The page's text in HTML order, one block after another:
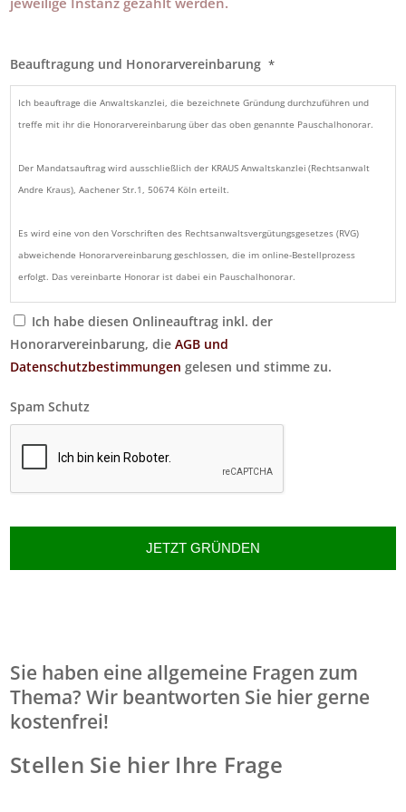
Beauftragung und Honorarvereinbarung *
Ich beauftrage die Anwaltskanzlei, die bezeichnete Gründung durchzuführen und
treffe mit ihr die Honorarvereinbarung über das oben genannte Pauschalhonorar.
Der Mandatsauftrag wird ausschließlich der KRAUS Anwaltskanzlei (Rechtsanwalt
Andre Kraus), Aachener Str.1, 50674 Köln erteilt.
Es wird eine von den Vorschriften des Rechtsanwaltsvergütungsgesetzes (RVG)
abweichende Honorarvereinbarung geschlossen, die im online-Bestellprozess
erfolgt. Das vereinbarte Honorar ist dabei ein Pauschalhonorar.
Es wird darauf hingewiesen, dass die gegnerische Partei, ein Verfahrensbeteiligter
oder die Staatskasse im Falle der Kostenerstattung regelmäßig nicht mehr als die
gesetzliche Vergütung erstatten muss.
Ich habe diesen Onlineauftrag inkl. der
Honorarvereinbarung, dieAGB und
Datenschutzbestimmungen gelesen und stimme zu.
Spam Schutz
Sie haben eine allgemeine Fragen zum
Thema? Wir beantworten Sie hier gerne
kostenfrei!
Stellen Sie hier Ihre Frage